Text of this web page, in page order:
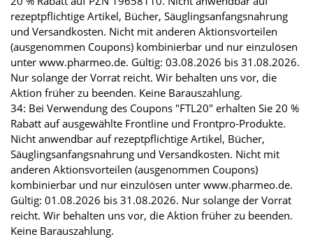
rezeptpflichtige Artikel, Bücher, Säuglingsanfangsnahrung
und Versandkosten. Nicht mit anderen Aktionsvorteilen
(ausgenommen Coupons) kombinierbar und nur einzulösen
unter www.pharmeo.de. Gültig: 03.08.2026 bis 31.08.2026.
Nur solange der Vorrat reicht. Wir behalten uns vor, die
Aktion früher zu beenden. Keine Barauszahlung.
34: Bei Verwendung des Coupons "FTL20" erhalten Sie 20 %
Rabatt auf ausgewählte Frontline und Frontpro-Produkte.
Nicht anwendbar auf rezeptpflichtige Artikel, Bücher,
Säuglingsanfangsnahrung und Versandkosten. Nicht mit
anderen Aktionsvorteilen (ausgenommen Coupons)
kombinierbar und nur einzulösen unter www.pharmeo.de.
Gültig: 01.08.2026 bis 31.08.2026. Nur solange der Vorrat
reicht. Wir behalten uns vor, die Aktion früher zu beenden.
Keine Barauszahlung.